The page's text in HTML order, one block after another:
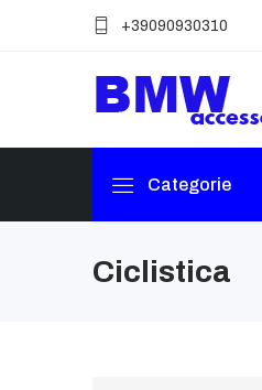
+39090930310
Categorie
Ciclistica